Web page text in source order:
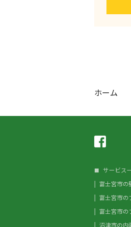
ホーム
サービス
富士宮市の
富士宮市の
富士宮市の
沼津市の内